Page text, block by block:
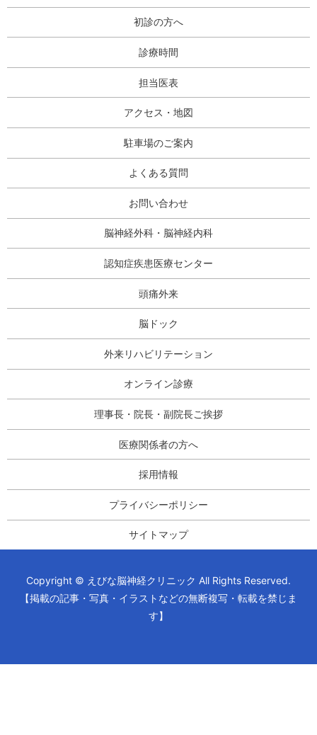
初診の方へ
診療時間
担当医表
アクセス・地図
駐車場のご案内
よくある質問
お問い合わせ
脳神経外科・脳神経内科
認知症疾患医療センター
頭痛外来
脳ドック
外来リハビリテーション
オンライン診療
理事長・院長・副院長ご挨拶
医療関係者の方へ
採用情報
プライバシーポリシー
サイトマップ
Copyright © えびな脳神経クリニック All Rights Reserved.
【掲載の記事・写真・イラストなどの無断複写・転載を禁じま
す】